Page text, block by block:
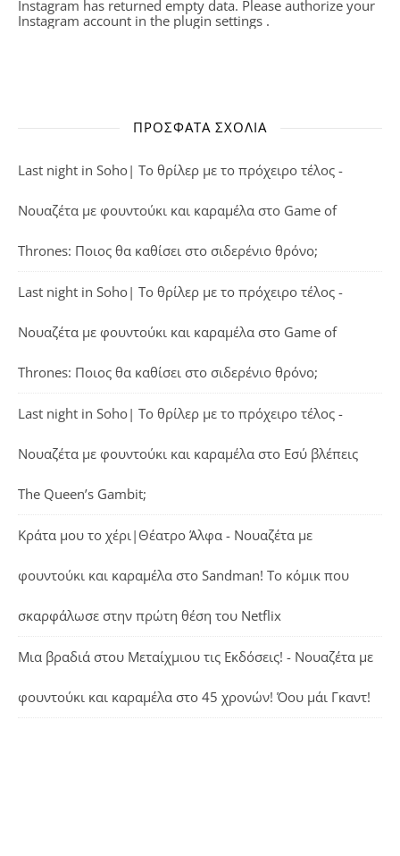
Instagram has returned empty data. Please authorize your
Instagram account in the plugin settings .
ΠΡΌΣΦΑΤΑ ΣΧΌΛΙΑ
Last night in Soho| Το θρίλερ με το πρόχειρο τέλος -
Νουαζέτα με φουντούκι και καραμέλα στο Game of
Thrones: Ποιος θα καθίσει στο σιδερένιο θρόνο;
Last night in Soho| Το θρίλερ με το πρόχειρο τέλος -
Νουαζέτα με φουντούκι και καραμέλα στο Game of
Thrones: Ποιος θα καθίσει στο σιδερένιο θρόνο;
Last night in Soho| Το θρίλερ με το πρόχειρο τέλος -
Νουαζέτα με φουντούκι και καραμέλα στο Εσύ βλέπεις
The Queen’s Gambit;
Κράτα μου το χέρι|Θέατρο Άλφα - Νουαζέτα με
φουντούκι και καραμέλα στο Sandman! Το κόμικ που
σκαρφάλωσε στην πρώτη θέση του Netflix
Μια βραδιά στου Μεταίχμιου τις Εκδόσεις! - Νουαζέτα με
φουντούκι και καραμέλα στο 45 χρονών! Όου μάι Γκαντ!